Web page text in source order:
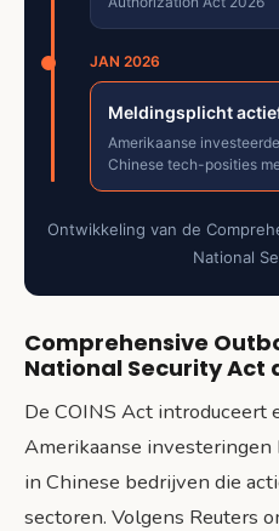
JAN 2026
Meldingsplicht
Amerikaanse
Chinese tech-posities
Ontwikkeling van de
National
Comprehensive
National Security Act
De COINS Act
Amerikaanse
in Chinese bedrijven die
sectoren. Volgens Reuters